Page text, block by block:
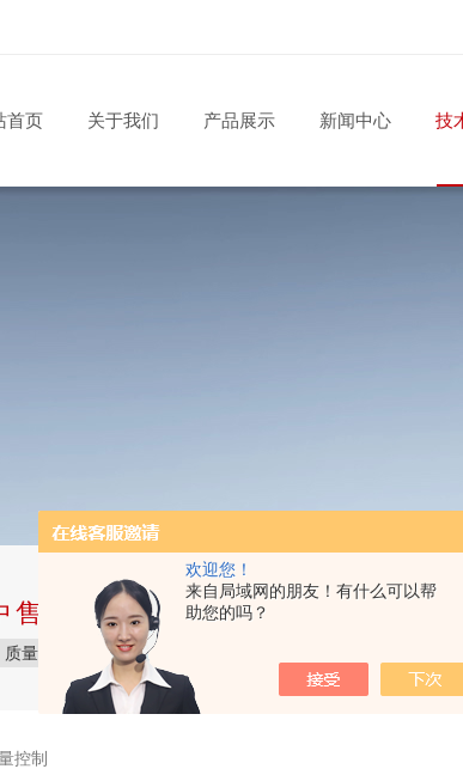
欢迎您！
来自局域网的朋友！有什么可以帮
助您的吗？
首页 关于我们 产品展示 新闻中心 技
售后完整的服务体系
质量保障 价格实惠 热门关键词：
控制